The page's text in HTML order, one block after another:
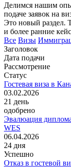
Делимся нашим
подаче заявок на
Это новый раздел.
и более ранние
Все Визы
Заголовок
Дата подачи
Рассмотрение
Статус
Гостевая виза в
03.02.2026
21 день
одобрено
Эвалюация
WES
06.04.2026
24 дня
Успешно
Отказ в гостевой